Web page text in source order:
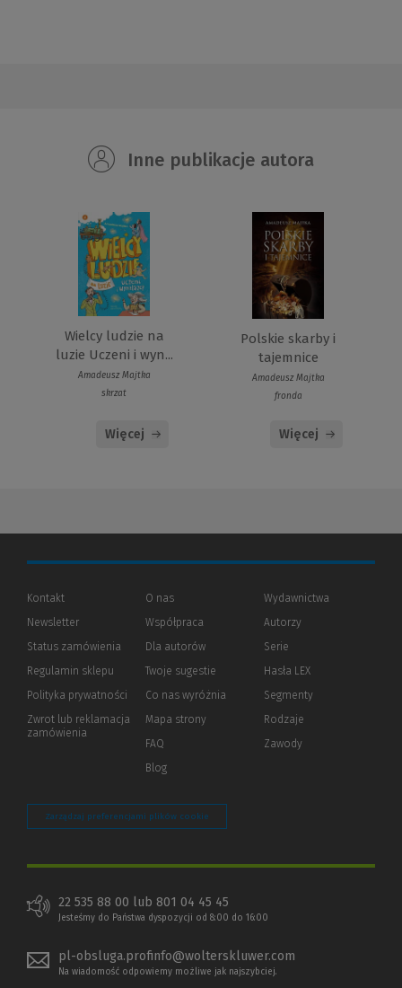
Inne publikacje autora
Wielcy ludzie na
luzie Uczeni i wyn...
Amadeusz Majtka
skrzat
Więcej
Polskie skarby i
tajemnice
Amadeusz Majtka
fronda
Więcej
Kontakt
Newsletter
Status zamówienia
Regulamin sklepu
Polityka prywatności (Nowe
(Link
innej
Zwrot lub reklamacja
zamówienia
O nas
Współpraca
Dla autorów(Nowe
(Link
innej
strony)
Twoje sugestie
Co nas wyróżnia
Mapa strony
FAQ
Blog
Wydawnictwa
Autorzy
Serie
Hasła LEX
Segmenty
Rodzaje
Zawody
Zarządzaj preferencjami plików cookie
22 535 88 00 lub 801 04 45 45
Jesteśmy do Państwa dyspozycji od 8:00 do 16:00
pl-obsluga.profinfo@wolterskluwer.com
Na wiadomość odpowiemy możliwe jak najszybciej.